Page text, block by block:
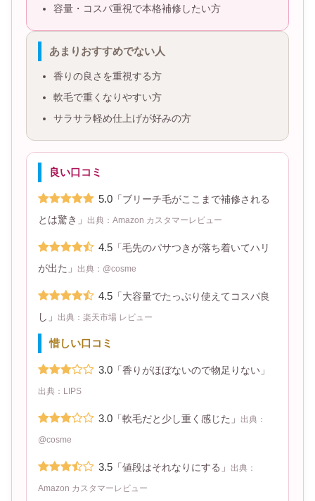
容量・コスパ重視で本格補修したい方
あまりおすすめでない人
香りの良さを重視する方
軟毛で重くなりやすい方
サラサラ軽め仕上げが好みの方
良い口コミ
5.0 「ブリーチ毛がここまで補修される
とは驚き」 出典：Amazon カスタマーレビュー
4.5 「毛先のパサつきが落ち着いてハリ
が出た」 出典：@cosme
4.5 「大容量でたっぷり使えてコスパ良
し」 出典：楽天市場 レビュー
惜しい口コミ
3.0 「香りがほぼないので物足りない」
出典：LIPS
3.0 「軟毛だと少し重く感じた」出典：
@cosme
3.5 「値段はそれなりにする」出典：
Amazon カスタマーレビュー